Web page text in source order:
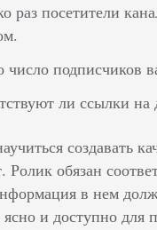
раз посетители
число подписчиков
ли ссылки на
создавать
Ролик обязан
в нем
и доступно для